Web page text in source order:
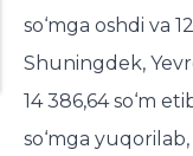
so‘mga oshdi va
Shuningdek,
14 386,64 so‘m
so‘mga